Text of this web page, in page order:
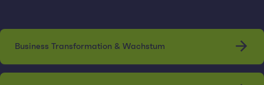
Business Transformation & Wachstum